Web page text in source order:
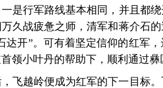
是行军路线基本相同，并且都
久战疲惫之师，清军和蒋介石
达开”。可有着坚定信仰的红军
领小叶丹的帮助下，顺利通过彝
飞越岭便成为红军的下一目标